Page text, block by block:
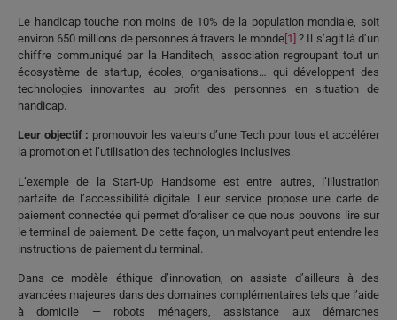
Le handicap touche non moins de 10% de la population mondiale, soit
environ 650 millions de personnes à travers le monde[1] ? Il s’agit là d’un
chiffre communiqué par la Handitech, association regroupant tout un
écosystème de startup, écoles, organisations… qui développent des
technologies innovantes au profit des personnes en situation de
handicap.
Leur objectif : promouvoir les valeurs d’une Tech pour tous et accélérer
la promotion et l’utilisation des technologies inclusives.
L’exemple de la Start-Up Handsome est entre autres, l’illustration
parfaite de l’accessibilité digitale. Leur service propose une carte de
paiement connectée qui permet d’oraliser ce que nous pouvons lire sur
le terminal de paiement. De cette façon, un malvoyant peut entendre les
instructions de paiement du terminal.
Dans ce modèle éthique d’innovation, on assiste d’ailleurs à des
avancées majeures dans des domaines complémentaires tels que l’aide
à domicile — robots ménagers, assistance aux démarches